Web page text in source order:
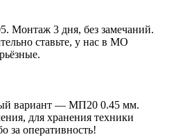
Монтаж 3 дня, без замечаний.
ставьте, у нас в МО
вариант — МП20 0.45 мм.
для хранения техники
за оперативность!